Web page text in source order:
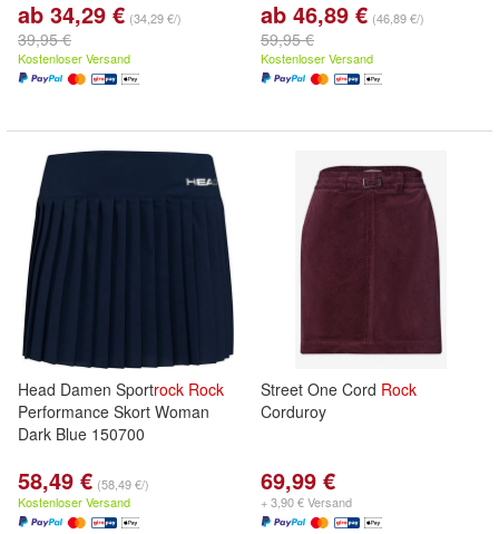
ab 34,29 € (34,29 €/)
39,95 €
Kostenloser Versand
ab 46,89 € (46,89 €/)
59,95 €
Kostenloser Versand
Head Damen Sportrock Rock
Performance Skort Woman
Dark Blue 150700
58,49 € (58,49 €/)
Kostenloser Versand
Street One Cord Rock
Corduroy
69,99 €
+ 3,90 € Versand